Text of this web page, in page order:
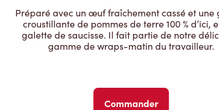
Préparé avec un œuf fraîchement cassé et une
croustillante de pommes de terre 100 % d’ici,
galette de saucisse. Il fait partie de notre
gamme de wraps-matin du travailleur.
Commander